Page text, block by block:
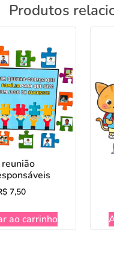
Produtos
7,50
ao carrinho